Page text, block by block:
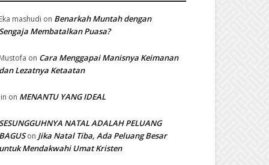
Eka mashudi on Benarkah Muntah dengan
Membatalkan Puasa?
Mustofa on Cara Menggapai Manisnya Keimanan
dan Lezatnya Ketaatan
Iin on MENANTU YANG IDEAL
NATAL ADALAH PELUANG
BAGUSon Jika Natal Tiba, Ada Peluang Besar
untuk Mendakwahi Umat Kristen